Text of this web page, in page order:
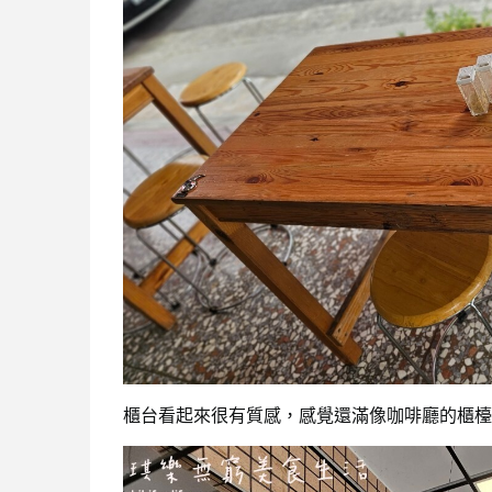
櫃台看起來很有質感，感覺還滿像咖啡廳的櫃